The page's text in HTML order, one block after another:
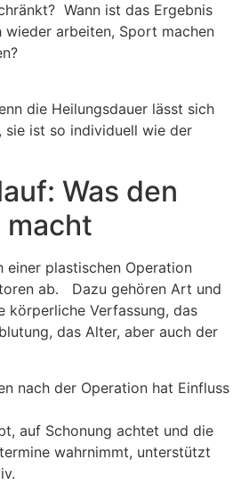
Wann ist das Ergebnis
arbeiten, Sport machen
die Heilungsdauer lässt sich
sie ist so individuell wie der
Was den
macht
einer plastischen Operation
ab. Dazu gehören Art und
körperliche Verfassung, das
das Alter, aber auch der
nach der Operation hat Einfluss
auf Schonung achtet und die
wahrnimmt, unterstützt